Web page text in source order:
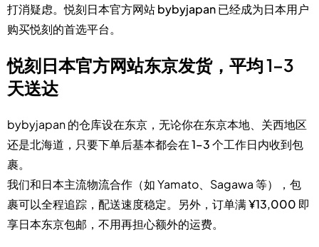
打消疑虑。悦刻日本官方网站 bybyjapan已经成为日本用户
购买悦刻的首选平台。
悦刻日本官方网站东京发货，平均 1–3
天送达
bybyjapan 的仓库设在东京，无论你在东京本地、关西地区
还是北海道，只要下单后基本都会在1–3 个工作日内收到包
裹。
我们和日本主流物流合作（如 Yamato、Sagawa 等），包
裹可以全程追踪，配送速度稳定。另外， 订单满 ¥13,000 即
享日本东京包邮 ，不用再担心额外的运费。